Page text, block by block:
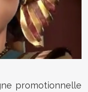
promotionnelle